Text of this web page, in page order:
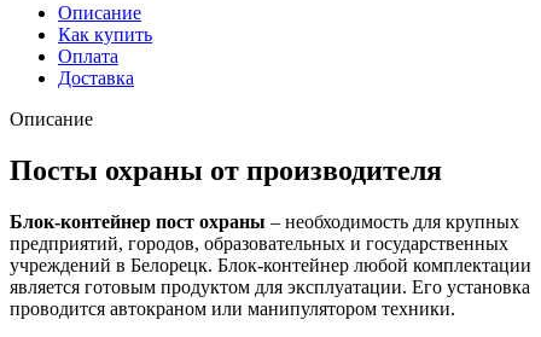
Описание
Как купить
Оплата
Доставка
Описание
Посты охраны от производителя
Блок-контейнер пост охраны – необходимость для крупных
предприятий, городов, образовательных и государственных
учреждений в Белорецк. Блок-контейнер любой комплектации
является готовым продуктом для эксплуатации. Его установка
проводится автокраном или манипулятором техники.